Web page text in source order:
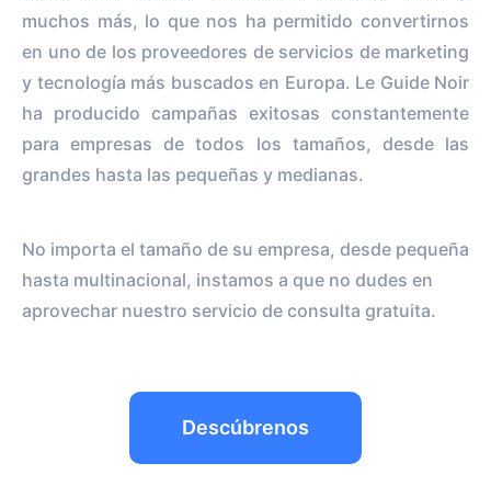
muchos más, lo que nos ha permitido convertirnos
en uno de los proveedores de servicios de marketing
y tecnología más buscados en Europa. Le Guide Noir
ha producido campañas exitosas constantemente
para empresas de todos los tamaños, desde las
grandes hasta las pequeñas y medianas.
No importa el tamaño de su empresa, desde pequeña
hasta multinacional, instamos a que no dudes en
aprovechar nuestro servicio de consulta gratuita.
Descúbrenos